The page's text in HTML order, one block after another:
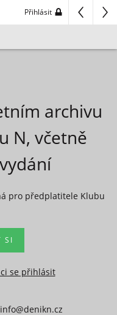
Přihlásit
archivu
N, včetně
pro předplatitele Klubu
SI
se přihlásit